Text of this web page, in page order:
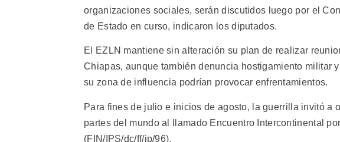
organizaciones sociales, serán discutidos luego por el
de Estado en curso, indicaron los diputados.
El EZLN mantiene sin alteración su plan de realizar
Chiapas, aunque también denuncia hostigamiento militar
su zona de influencia podrían provocar enfrentamientos.
Para fines de julio e inicios de agosto, la guerrilla invitó a
partes del mundo al llamado Encuentro Intercontinental
(FIN/IPS/dc/ff/ip/96).